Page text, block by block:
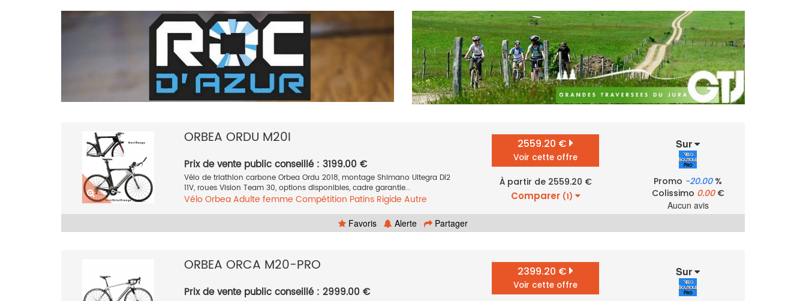
ORBEA ORDU M20I
Prix de vente public conseillé : 3199.00 €
Vélo de triathlon carbone Orbea Ordu 2018, montage Shimano Ultegra Di2
11V, roues Vision Team 30, options disponibles, cadre garantie...
VéloOrbeaAdulte femme Compétition Patins Rigide Autre
Rouge2018
2559.20 €
Voir cette offre
À partir de 2559.20 €
Comparer (1)
Sur
Promo -20.00%
Colissimo 0.00€
Aucun avis
Favoris
Alerte Partager
ORBEA ORCA M20-PRO
Prix de vente public conseillé : 2999.00 €
2399.20 €
Voir cette offre
Sur